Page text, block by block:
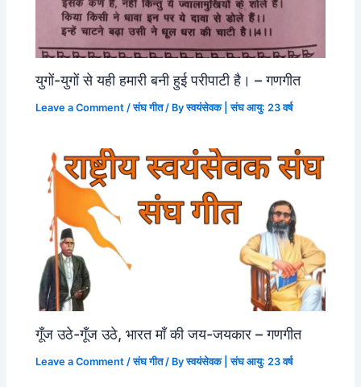
युगों-युगों से यही हमारी बनी हुई परीपाटी है। – गणगीत
Leave a Comment /संघ गीत/ Byस्वयंसेवक | संघ आयु: 23 वर्ष
गूँज उठे-गूँज उठे, भारत माँ की जय-जयकार – गणगीत
Leave a Comment /संघ गीत/ Byस्वयंसेवक | संघ आयु: 23 वर्ष